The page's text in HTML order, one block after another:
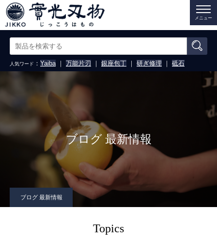
メニュー
人気ワード ： Yaiba｜ 万能片刃 ｜ 銀座包丁 ｜ 研ぎ修理 ｜ 砥石
ブログ 最新情報
ブログ 最新情報
Topics